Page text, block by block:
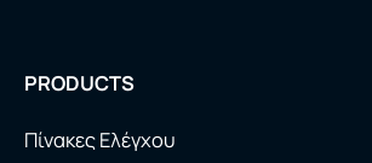
PRODUCTS
Πίνακες Ελέγχου